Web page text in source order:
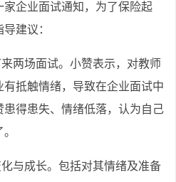
企业面试通知，为了保险起
建议：
两场面试。小赞表示，对教师
抵触情绪，导致在企业面试中
得患失、情绪低落，认为自己
与成长。包括对其情绪及准备